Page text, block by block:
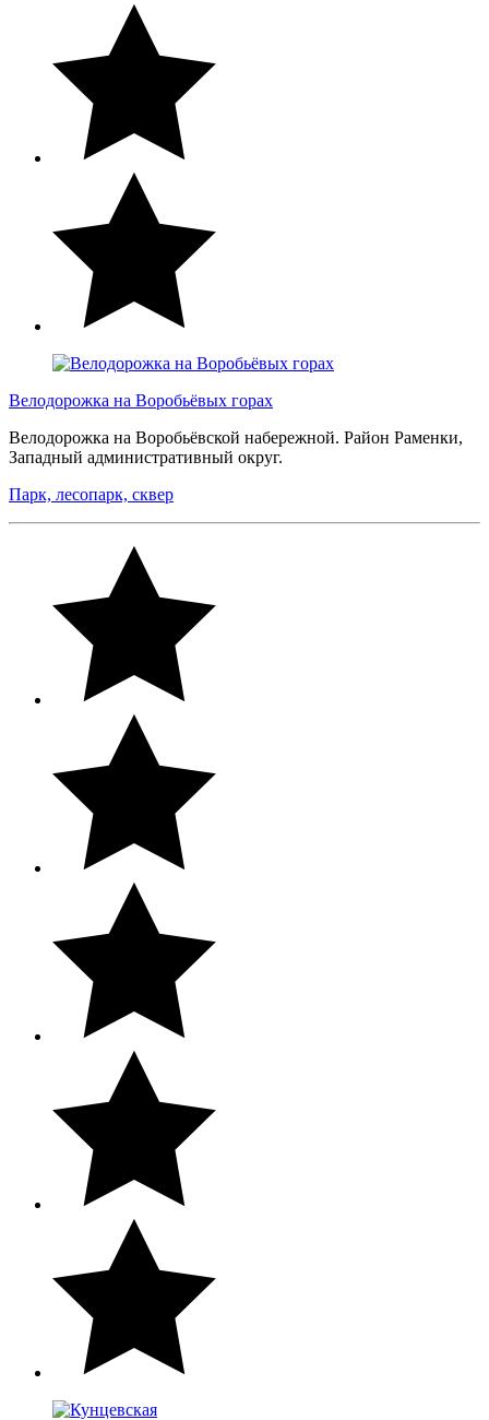
Велодорожка на Воробьёвых горах
Велодорожка на Воробьёвской набережной. Район Раменки,
Западный административный округ.
Парк, лесопарк, сквер